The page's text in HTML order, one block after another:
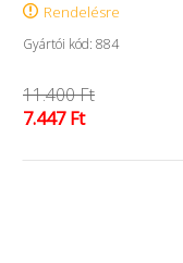
Rendelésre
Gyártói kód: 884
11.400 Ft
7.447 Ft